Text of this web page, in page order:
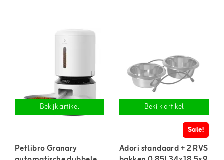
Bekijk artikel
Petlibro Granary
Bekijk artikel
Sale!
Adori standaard + 2 RVS